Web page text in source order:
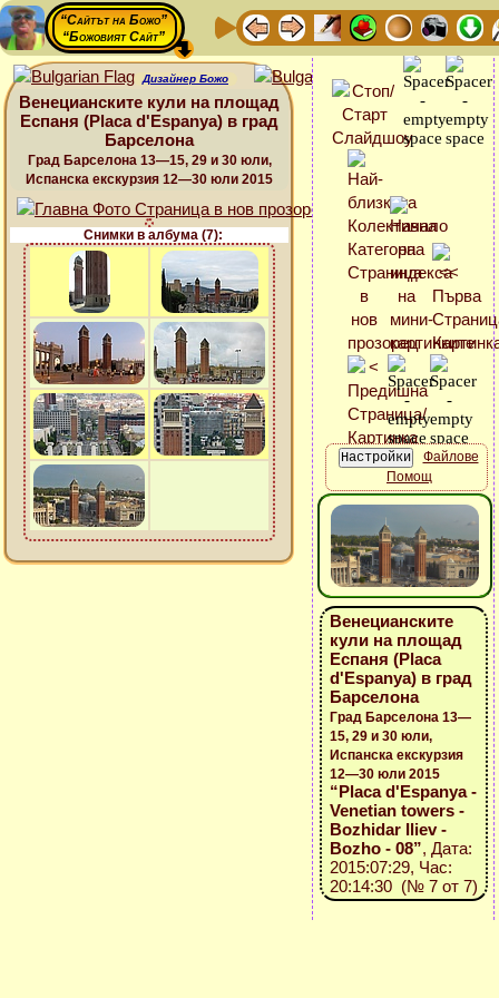
“Сайтът на Божо”
“Божовият Сайт”
Дизайнер Божо
Венецианските кули на площад
Еспаня (Placa d'Espanya) в град
Барселона
Град Барселона 13—15, 29 и 30 юли,
Испанска екскурзия 12—30 юли 2015
Снимки в албума (7):
Файлове
Помощ
Венецианските
кули на площад
Еспаня (Placa
d'Espanya) в град
Барселона
Град Барселона 13—
15, 29 и 30 юли,
Испанска екскурзия
12—30 юли 2015
“Placa d'Espanya -
Venetian towers -
Bozhidar Iliev -
Bozho - 08”, Дата:
2015:07:29, Час:
20:14:30 (№ 7 от 7)